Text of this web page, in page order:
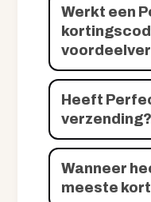
Werkt een
Heeft
verzending?
Wanneer
meeste